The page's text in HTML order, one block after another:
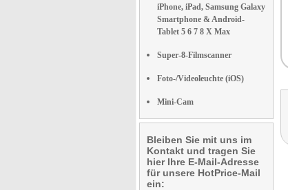
iPhone, iPad, Samsung Galaxy
Smartphone & Android-
Tablet 5 6 7 8 X Max
Super-8-Filmscanner
Foto-/Videoleuchte (iOS)
Mini-Cam
Bleiben Sie mit uns im
Kontakt und tragen Sie
hier Ihre E-Mail-Adresse
für unsere HotPrice-Mail
ein: